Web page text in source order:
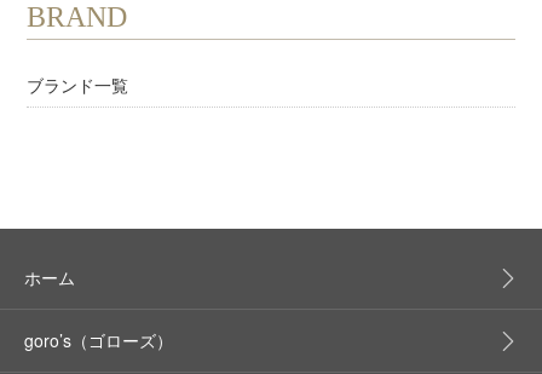
BRAND
ブランド一覧
ホーム
goro’s（ゴローズ）